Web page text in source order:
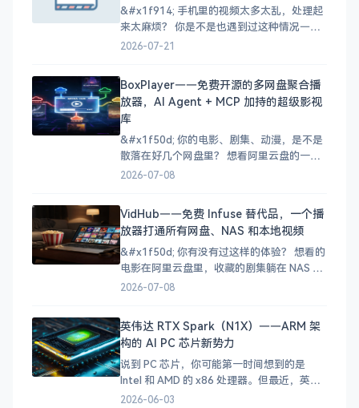
&#x1f914; 手机里的视频太多太乱，处理起
来太麻烦？ 你是不是也遇到过这种情况——
手机里存了一堆视频，想转个格式找不到合
合并成MP4？ 想剪辑个视频，手机上装了好
几个APP，一个只负责转换、一个只负责压
缩、一个只
2026-07-21
BoxPlayer——免费开源的多网盘聚合播
放器，AI Agent + MCP 加持的超级影视
库
&#x1f50d; 你的电影、剧集、动漫，是不是
散落在好几个网盘里？ 想看阿里云盘的一部
电影，又想起百度网盘中存了几部电视剧，
哪了。 这种「资源四处散落」的痛苦，相信
不少影视爱好者都经历过。今天五哥要给大
家介绍的
2026-07-08
VidHub——免费 Infuse 替代品，一个播
放器打通所有网盘、NAS 和本地视频
&#x1f50d; 你有没有过这样的体验？ 想看的
电影在阿里云盘里，收藏的剧集躺在 NAS 手
机上下载的视频又因为格式问题播不了……
其实 [VidHub]
(https://zh.okaapps.com/produ
2026-07-08
英伟达 RTX Spark（N1X）——ARM 架
构的 AI PC 芯片新势力
说到 PC 芯片，你可能第一时间想到的是
Intel 和 AMD 的 x86 处理器。但最近，英伟
达（NVIDIA）扔下了一颗重磅炸弹——RTX
2026-06-03